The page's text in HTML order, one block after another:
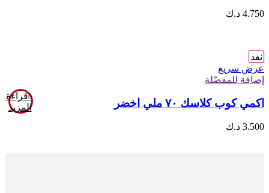
4.750 د.ك
نفد
عرض سريع
إضافة للمفضّلة
قراءة
المزيد
اكمي كوب كلاسك ٧٠ ملي اخضر
3.500 د.ك